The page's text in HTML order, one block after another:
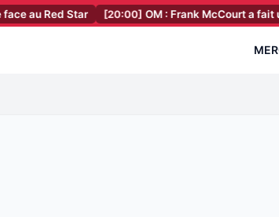
Star [20:00] OM : Frank McCourt a fait une